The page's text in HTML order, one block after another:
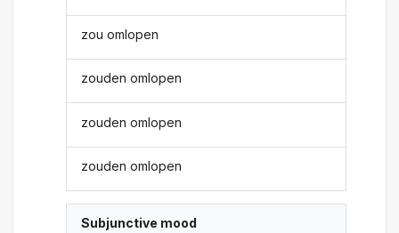
zou omlopen
zouden omlopen
zouden omlopen
zouden omlopen
Subjunctive mood